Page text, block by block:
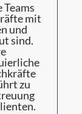
mit
und
sind.
zu